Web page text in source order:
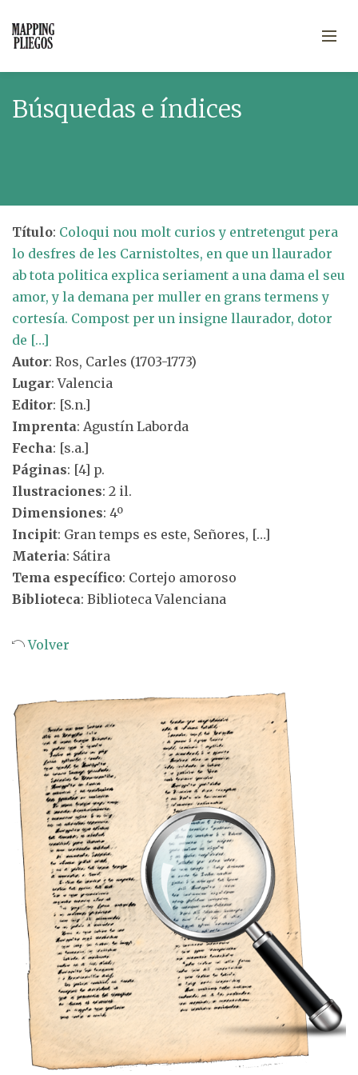
Búsquedas e índices
Título: Coloqui nou molt curios y entretengut pera
lo desfres de les Carnistoltes, en que un llaurador
ab tota politica explica seriament a una dama el seu
amor, y la demana per muller en grans termens y
cortesía. Compost per un insigne llaurador, dotor
de […]
Autor: Ros, Carles (1703-1773)
Lugar: Valencia
Editor: [S.n.]
Imprenta: Agustín Laborda
Fecha: [s.a.]
Páginas: [4] p.
Ilustraciones: 2 il.
Dimensiones: 4º
Incipit: Gran temps es este, Señores, […]
Materia: Sátira
Tema específico: Cortejo amoroso
Biblioteca: Biblioteca Valenciana
Volver